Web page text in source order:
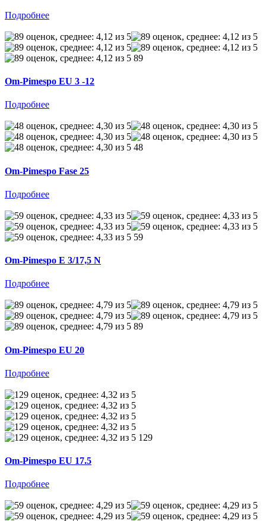
Подробнее
89
Om-Pimespo EU 3 -12
Подробнее
48
Om-Pimespo Fase 25
Подробнее
59
Om-Pimespo E 3/17,5 N
Подробнее
89
Om-Pimespo EU 20
Подробнее
129
Om-Pimespo EU 17.5
Подробнее